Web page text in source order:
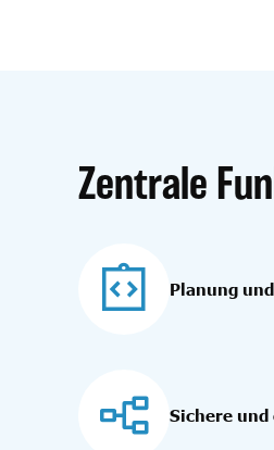
Zentrale
Planung
Sichere